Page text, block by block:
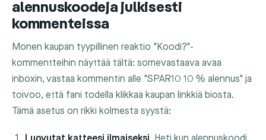
alennuskoodeja julkisesti
kommenteissa
Monen kaupan tyypillinen reaktio "Koodi?"-
kommentteihin näyttää tältä: somevastaava avaa
inboxin, vastaa kommentin alle "SPAR10 10 % alennus" ja
toivoo, että fani todella klikkaa kaupan linkkiä biosta.
Tämä asetus on rikki kolmesta syystä: